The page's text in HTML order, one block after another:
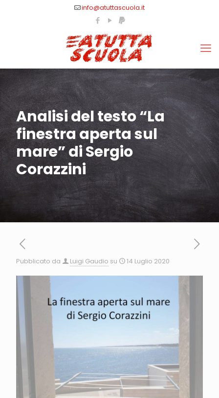
info@atuttascuola.it
Analisi del testo “La
finestra aperta sul
mare” di Sergio
Corazzini
Pubblicato da Luigi Gaudio su 14 Luglio 2020